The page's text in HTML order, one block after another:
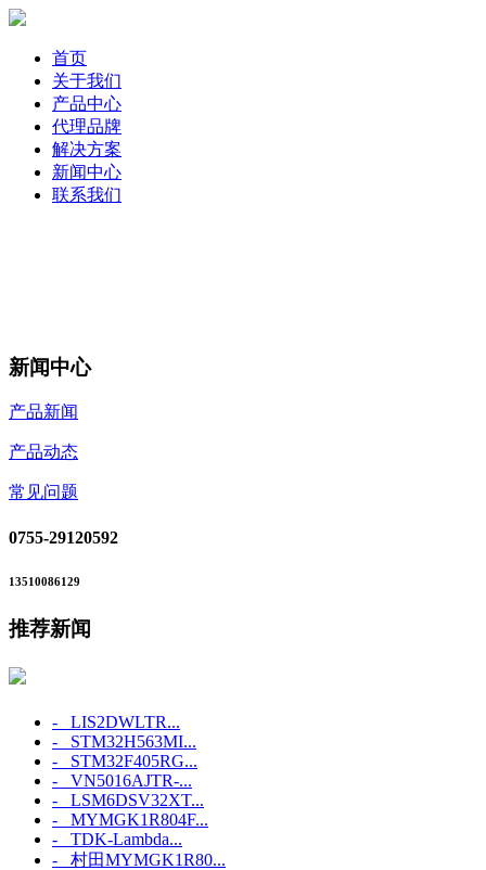
首页
关于我们
产品中心
代理品牌
解决方案
新闻中心
联系我们
新闻中心
产品新闻
产品动态
常见问题
0755-29120592
13510086129
推荐新闻
- LIS2DWLTR...
- STM32H563MI...
- STM32F405RG...
- VN5016AJTR-...
- LSM6DSV32XT...
- MYMGK1R804F...
- TDK-Lambda...
- 村田MYMGK1R80...